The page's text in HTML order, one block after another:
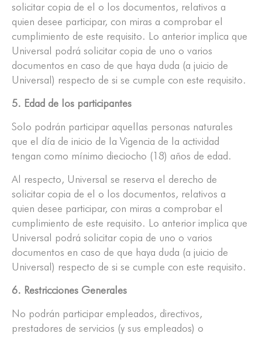
solicitar copia de el o los documentos, relativos a
quien desee participar, con miras a comprobar el
cumplimiento de este requisito. Lo anterior implica que
Universal podrá solicitar copia de uno o varios
documentos en caso de que haya duda (a juicio de
Universal) respecto de si se cumple con este requisito.
5. Edad de los participantes
Solo podrán participar aquellas personas naturales
que el día de inicio de la Vigencia de la actividad
tengan como mínimo dieciocho (18) años de edad.
Al respecto, Universal se reserva el derecho de
solicitar copia de el o los documentos, relativos a
quien desee participar, con miras a comprobar el
cumplimiento de este requisito. Lo anterior implica que
Universal podrá solicitar copia de uno o varios
documentos en caso de que haya duda (a juicio de
Universal) respecto de si se cumple con este requisito.
6. Restricciones Generales
No podrán participar empleados, directivos,
prestadores de servicios (y sus empleados) o